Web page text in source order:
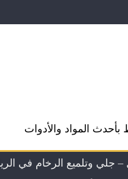
المواد والأدوات
جلي وتلميع الرخام في